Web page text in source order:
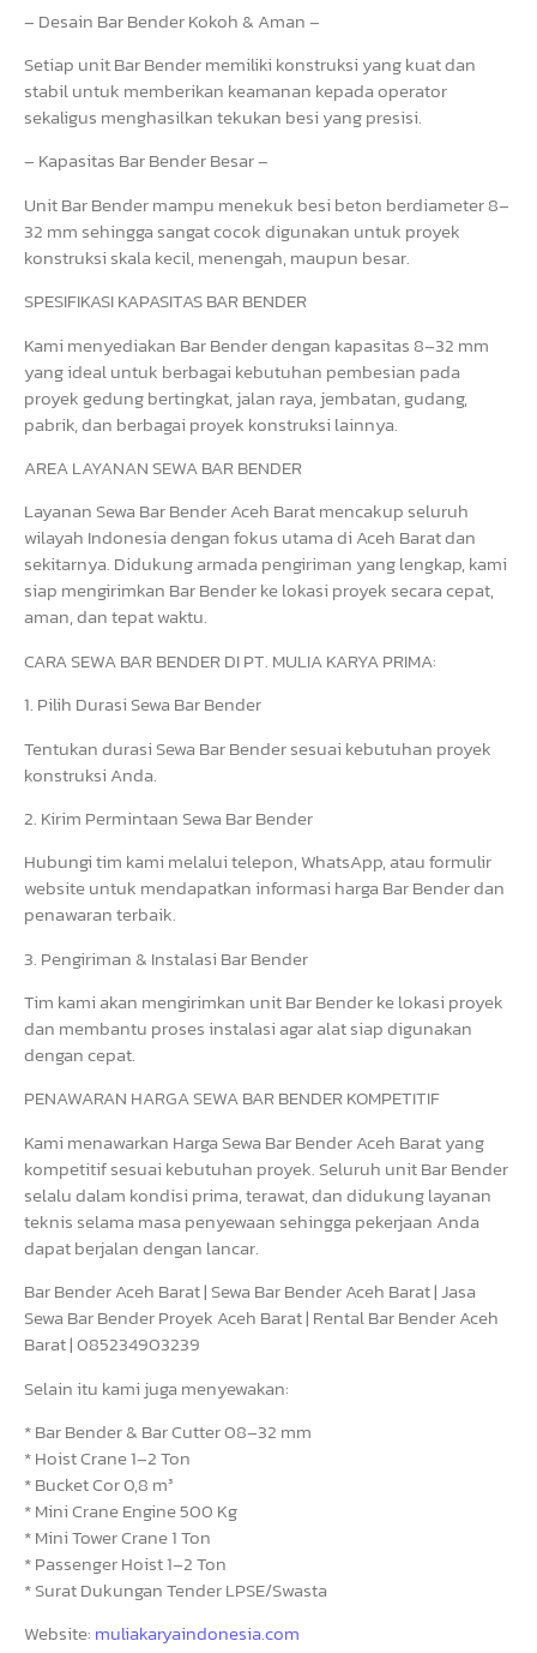
– Desain Bar Bender Kokoh & Aman –
Setiap unit Bar Bender memiliki konstruksi yang kuat dan
stabil untuk memberikan keamanan kepada operator
sekaligus menghasilkan tekukan besi yang presisi.
– Kapasitas Bar Bender Besar –
Unit Bar Bender mampu menekuk besi beton berdiameter 8–
32 mm sehingga sangat cocok digunakan untuk proyek
konstruksi skala kecil, menengah, maupun besar.
SPESIFIKASI KAPASITAS BAR BENDER
Kami menyediakan Bar Bender dengan kapasitas 8–32 mm
yang ideal untuk berbagai kebutuhan pembesian pada
proyek gedung bertingkat, jalan raya, jembatan, gudang,
pabrik, dan berbagai proyek konstruksi lainnya.
AREA LAYANAN SEWA BAR BENDER
Layanan Sewa Bar Bender Aceh Barat mencakup seluruh
wilayah Indonesia dengan fokus utama di Aceh Barat dan
sekitarnya. Didukung armada pengiriman yang lengkap, kami
siap mengirimkan Bar Bender ke lokasi proyek secara cepat,
aman, dan tepat waktu.
CARA SEWA BAR BENDER DI PT. MULIA KARYA PRIMA:
1. Pilih Durasi Sewa Bar Bender
Tentukan durasi Sewa Bar Bender sesuai kebutuhan proyek
konstruksi Anda.
2. Kirim Permintaan Sewa Bar Bender
Hubungi tim kami melalui telepon, WhatsApp, atau formulir
website untuk mendapatkan informasi harga Bar Bender dan
penawaran terbaik.
3. Pengiriman & Instalasi Bar Bender
Tim kami akan mengirimkan unit Bar Bender ke lokasi proyek
dan membantu proses instalasi agar alat siap digunakan
dengan cepat.
PENAWARAN HARGA SEWA BAR BENDER KOMPETITIF
Kami menawarkan Harga Sewa Bar Bender Aceh Barat yang
kompetitif sesuai kebutuhan proyek. Seluruh unit Bar Bender
selalu dalam kondisi prima, terawat, dan didukung layanan
teknis selama masa penyewaan sehingga pekerjaan Anda
dapat berjalan dengan lancar.
Bar Bender Aceh Barat | Sewa Bar Bender Aceh Barat | Jasa
Sewa Bar Bender Proyek Aceh Barat | Rental Bar Bender Aceh
Barat | 085234903239
Selain itu kami juga menyewakan:
* Bar Bender & Bar Cutter 08–32 mm
* Hoist Crane 1–2 Ton
* Bucket Cor 0,8 m³
* Mini Crane Engine 500 Kg
* Mini Tower Crane 1 Ton
* Passenger Hoist 1–2 Ton
* Surat Dukungan Tender LPSE/Swasta
Website: muliakaryaindonesia.com